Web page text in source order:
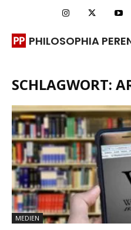
PHILOSOPHIA
SCHLAGWORT:
MEDIEN